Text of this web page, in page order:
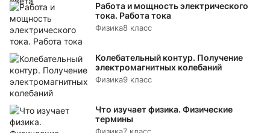
Работа и мощность электрического
тока. Работа тока
Физика8 класс
Колебательный контур. Получение
электромагнитных колебаний
Физика9 класс
Что изучает физика. Физические
термины